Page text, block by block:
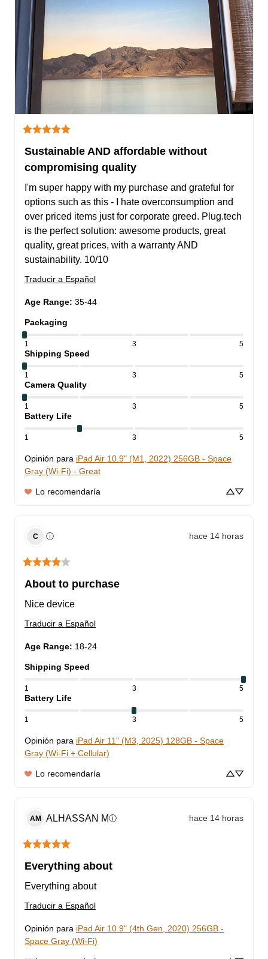
Sustainable AND affordable without
compromising quality
I'm super happy with my purchase and grateful for
options such as this - I hate overconsumption and
over priced items just for corporate greed. Plug.tech
is the perfect solution: awesome products, great
quality, great prices, with a warranty AND
sustainability. 10/10
Traducir a Español
Age Range: 35-44
Packaging
1 3 5
Shipping Speed
1 3 5
Camera Quality
1 3 5
Battery Life
1 3 5
Opinión para iPad Air 10.9" (M1, 2022) 256GB - Space
Gray (Wi-Fi) - Great
Lo recomendaría
C ⓘ hace 14 horas
About to purchase
Nice device
Traducir a Español
Age Range: 18-24
Shipping Speed
1 3 5
Battery Life
1 3 5
Opinión para iPad Air 11" (M3, 2025) 128GB - Space
Gray (Wi-Fi + Cellular)
Lo recomendaría
AM ALHASSAN Mⓘ hace 14 horas
Everything about
Everything about
Traducir a Español
Opinión para iPad Air 10.9" (4th Gen, 2020) 256GB -
Space Gray (Wi-Fi)